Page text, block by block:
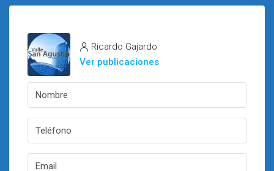
Ricardo Gajardo
Ver publicaciones